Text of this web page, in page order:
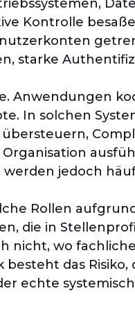
Kontrolle
starke
Anwendungen
In solchen
jedoch
Rollen
die in
nicht, wo
das Risiko,
echte